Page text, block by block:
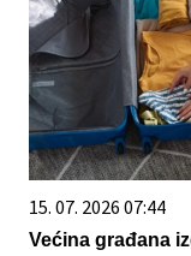
15. 07. 2026 07:44
Većina građana